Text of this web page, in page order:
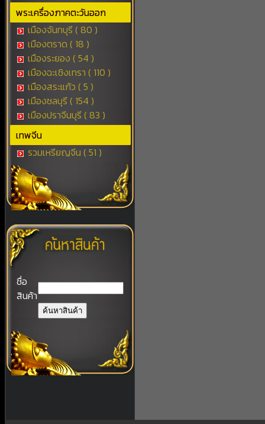
พระเครื่องภาคตะวันออก
เมืองจันทบุรี ( 80 )
เมืองตราด ( 18 )
เมืองระยอง ( 54 )
เมืองฉะเชิงเทรา ( 110 )
เมืองสระแก้ว ( 5 )
เมืองชลบุรี ( 154 )
เมืองปราจีนบุรี ( 83 )
เทพจีน
รวมเหรียญจีน ( 51 )
ชื่อ
สินค้า